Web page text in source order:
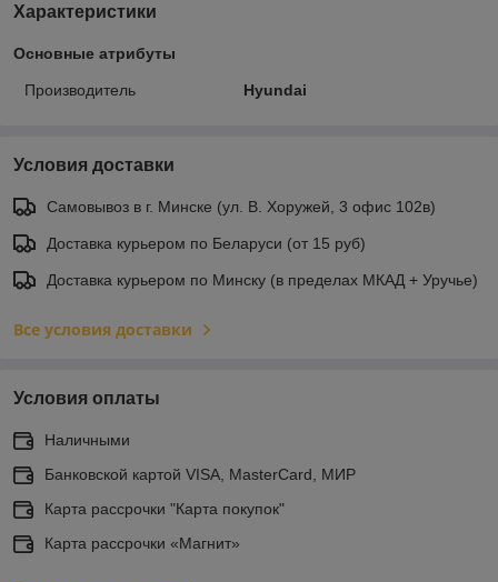
Характеристики
Основные атрибуты
Производитель Hyundai
Условия доставки
Самовывоз в г. Минске (ул. В. Хоружей, 3 офис 102в)
Доставка курьером по Беларуси (от 15 руб)
Доставка курьером по Минску (в пределах МКАД + Уручье)
Все условия доставки
Условия оплаты
Наличными
Банковской картой VISA, MasterCard, МИР
Карта рассрочки "Карта покупок"
Карта рассрочки «Магнит»